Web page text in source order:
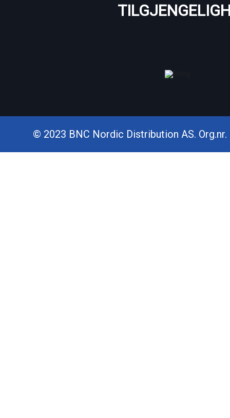
© 2023 BNC Nordic Distribution AS.